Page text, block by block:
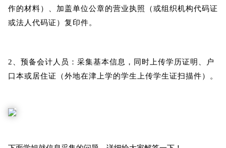
作的材料）、加盖单位公章的营业执照（或组织机构代码证
或法人代码证）复印件。
2、预备会计人员：采集基本信息，同时上传学历证明、户
口本或居住证（外地在津上学的学生上传学生证扫描件）。